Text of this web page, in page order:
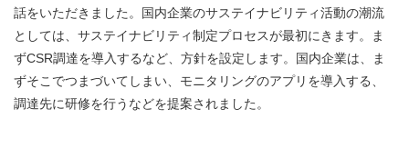
話をいただきました。国内企業のサステイナビリティ活動の潮流
としては、サステイナビリティ制定プロセスが最初にきます。ま
ずCSR調達を導入するなど、方針を設定します。国内企業は、ま
ずそこでつまづいてしまい、モニタリングのアプリを導入する、
調達先に研修を行うなどを提案されました。